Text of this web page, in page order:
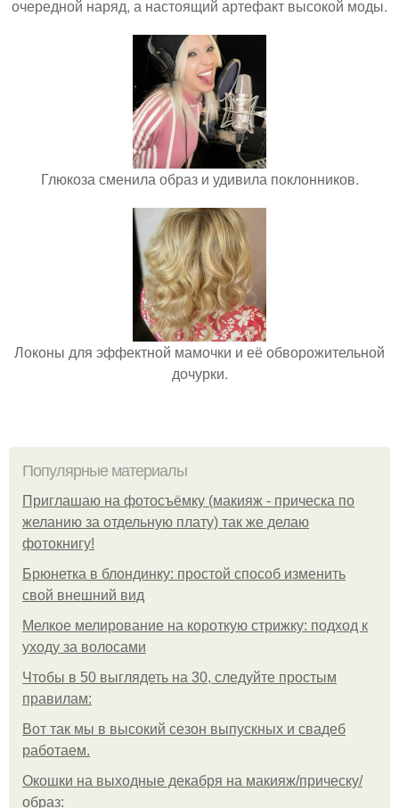
очередной наряд, а настоящий артефакт высокой моды.
Глюкоза сменила образ и удивила поклонников.
Локоны для эффектной мамочки и её обворожительной
дочурки.
Популярные материалы
Приглашаю на фотосъёмку (макияж - прическа по
желанию за отдельную плату) так же делаю
фотокнигу!
Брюнетка в блондинку: простой способ изменить
свой внешний вид
Мелкое мелирование на короткую стрижку: подход к
уходу за волосами
Чтобы в 50 выглядеть на 30, следуйте простым
правилам:
Вот так мы в высокий сезон выпускных и свадеб
работаем.
Окошки на выходные декабря на макияж/прическу/
образ: